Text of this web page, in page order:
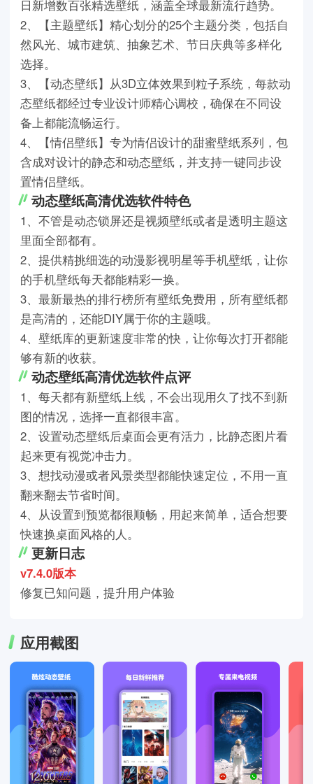
日新增数百张精选壁纸，涵盖全球最新流行趋势。
2、【主题壁纸】精心划分的25个主题分类，包括自
然风光、城市建筑、抽象艺术、节日庆典等多样化
选择。
3、【动态壁纸】从3D立体效果到粒子系统，每款动
态壁纸都经过专业设计师精心调校，确保在不同设
备上都能流畅运行。
4、【情侣壁纸】专为情侣设计的甜蜜壁纸系列，包
含成对设计的静态和动态壁纸，并支持一键同步设
置情侣壁纸。
动态壁纸高清优选软件特色
1、不管是动态锁屏还是视频壁纸或者是透明主题这
里面全部都有。
2、提供精挑细选的动漫影视明星等手机壁纸，让你
的手机壁纸每天都能精彩一换。
3、最新最热的排行榜所有壁纸免费用，所有壁纸都
是高清的，还能DIY属于你的主题哦。
4、壁纸库的更新速度非常的快，让你每次打开都能
够有新的收获。
动态壁纸高清优选软件点评
1、每天都有新壁纸上线，不会出现用久了找不到新
图的情况，选择一直都很丰富。
2、设置动态壁纸后桌面会更有活力，比静态图片看
起来更有视觉冲击力。
3、想找动漫或者风景类型都能快速定位，不用一直
翻来翻去节省时间。
4、从设置到预览都很顺畅，用起来简单，适合想要
快速换桌面风格的人。
更新日志
v7.4.0版本
修复已知问题，提升用户体验
应用截图